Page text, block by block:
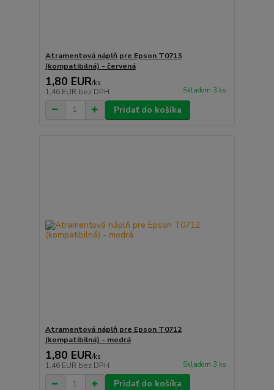
Atramentová náplň pre Epson T0713
(kompatibilná) - červená
1,80 EUR/ks
1,46 EUR bez DPH Skladom 3 ks
Pridať do košíka
Atramentová náplň pre Epson T0712
(kompatibilná) - modrá
1,80 EUR/ks
1,46 EUR bez DPH Skladom 3 ks
Pridať do košíka